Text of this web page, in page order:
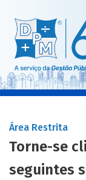
Área Restrita
Torne-se
seguintes